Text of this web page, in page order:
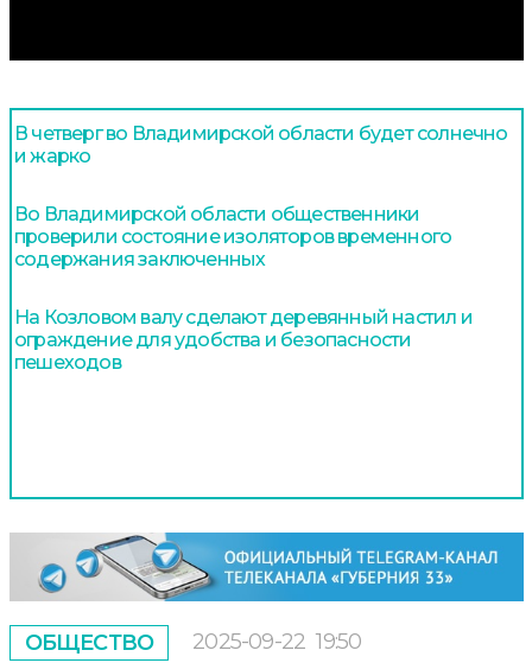
В четверг во Владимирской области будет солнечно
и жарко
Во Владимирской области общественники
проверили состояние изоляторов временного
содержания заключенных
На Козловом валу сделают деревянный настил и
ограждение для удобства и безопасности
пешеходов
ОБЩЕСТВО 2025-09-22 19:50